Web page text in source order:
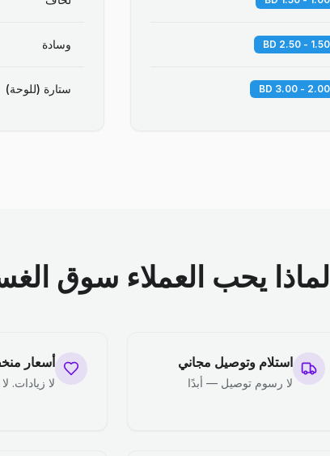
1.50 - 2.50 BD
2.00 - 3.00 BD
وسادة
ستارة (للوحة)
لماذا يحب العملاء سوق
استلام وتوصيل مجاني
لا رسوم توصيل — أبدًا
أسعار
لا زيادات.